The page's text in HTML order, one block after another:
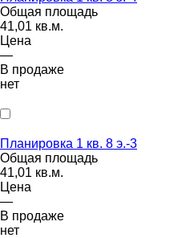
Общая площадь
41,01 кв.м.
Цена
—
В продаже
нет
Планировка 1 кв. 8 э.-3
Общая площадь
41,01 кв.м.
Цена
—
В продаже
нет